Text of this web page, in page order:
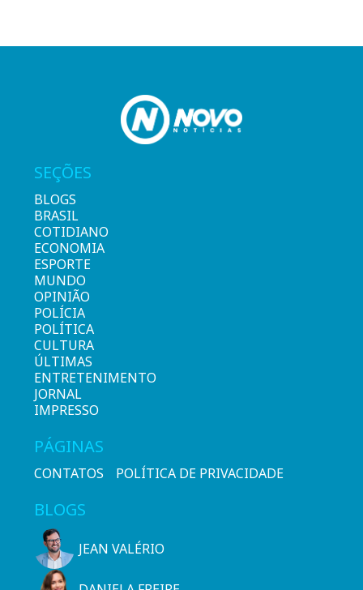
SEÇÕES
BLOGS
BRASIL
COTIDIANO
ECONOMIA
ESPORTE
MUNDO
OPINIÃO
POLÍCIA
POLÍTICA
CULTURA
ÚLTIMAS
ENTRETENIMENTO
JORNAL
IMPRESSO
PÁGINAS
CONTATOS POLÍTICA DE PRIVACIDADE
BLOGS
JEAN VALÉRIO